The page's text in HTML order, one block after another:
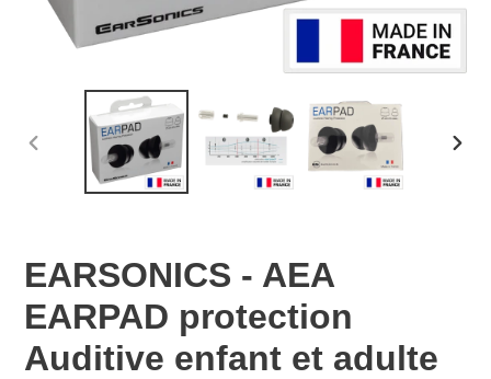
DIAPOSITIVE
PRÉCÉDENTE
EARSONICS - AEA
EARPAD protection
Auditive enfant et adulte